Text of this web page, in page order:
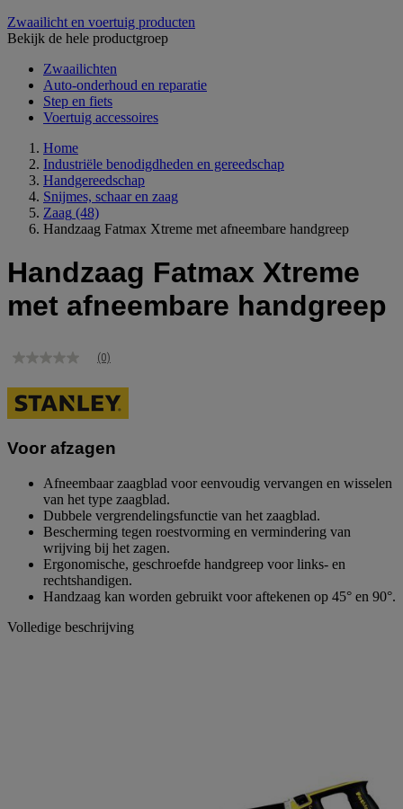
Zwaailicht en voertuig producten
Bekijk de hele productgroep
Zwaailichten
Auto-onderhoud en reparatie
Step en fiets
Voertuig accessoires
Home
Industriële benodigdheden en gereedschap
Handgereedschap
Snijmes, schaar en zaag
Zaag (48)
Handzaag Fatmax Xtreme met afneembare handgreep
Handzaag Fatmax Xtreme
met afneembare handgreep
Geen
Dezelfde
paginalink.
(0)
Voor afzagen
Afneembaar zaagblad voor eenvoudig vervangen en wisselen
van het type zaagblad.
Dubbele vergrendelingsfunctie van het zaagblad.
Bescherming tegen roestvorming en vermindering van
wrijving bij het zagen.
Ergonomische, geschroefde handgreep voor links- en
rechtshandigen.
Handzaag kan worden gebruikt voor aftekenen op 45° en 90°.
Volledige beschrijving